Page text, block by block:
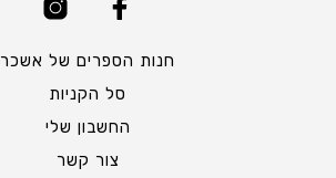
חנות הספרים של אשכר
סל הקניות
החשבון שלי
צור קשר